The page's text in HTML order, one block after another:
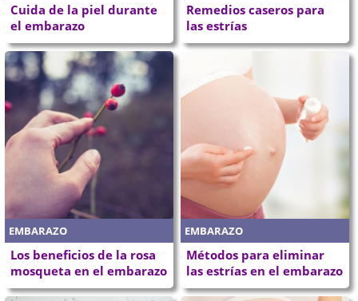
Cuida de la piel durante
el embarazo
Remedios caseros para
las estrías
EMBARAZO
Los beneficios de la rosa
mosqueta en el embarazo
EMBARAZO
Métodos para eliminar
las estrías en el embarazo